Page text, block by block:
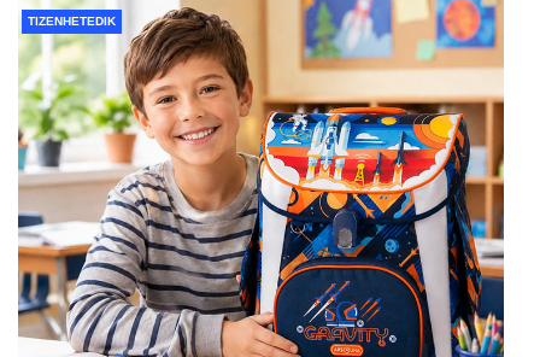
TIZENHETEDIK